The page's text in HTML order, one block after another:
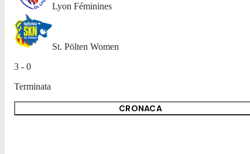
Lyon Féminines
St. Pölten Women
3 - 0
Terminata
CRONACA